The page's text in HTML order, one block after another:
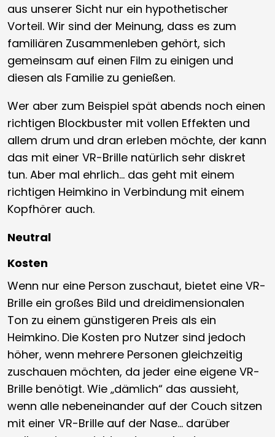
aus unserer Sicht nur ein hypothetischer
Vorteil. Wir sind der Meinung, dass es zum
familiären Zusammenleben gehört, sich
gemeinsam auf einen Film zu einigen und
diesen als Familie zu genießen.
Wer aber zum Beispiel spät abends noch einen
richtigen Blockbuster mit vollen Effekten und
allem drum und dran erleben möchte, der kann
das mit einer VR-Brille natürlich sehr diskret
tun. Aber mal ehrlich… das geht mit einem
richtigen Heimkino in Verbindung mit einem
Kopfhörer auch.
Neutral
Kosten
Wenn nur eine Person zuschaut, bietet eine VR-
Brille ein großes Bild und dreidimensionalen
Ton zu einem günstigeren Preis als ein
Heimkino. Die Kosten pro Nutzer sind jedoch
höher, wenn mehrere Personen gleichzeitig
zuschauen möchten, da jeder eine eigene VR-
Brille benötigt. Wie „dämlich“ das aussieht,
wenn alle nebeneinander auf der Couch sitzen
mit einer VR-Brille auf der Nase… darüber